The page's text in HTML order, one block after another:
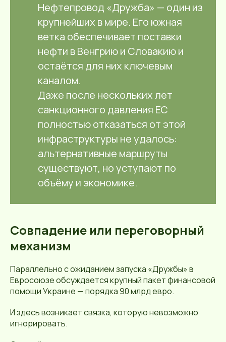
Нефтепровод «Дружба» — один из
крупнейших в мире. Его южная
ветка обеспечивает поставки
нефти в Венгрию и Словакию и
остаётся для них ключевым
каналом.
Даже после нескольких лет
санкционного давления ЕС
полностью отказаться от этой
инфраструктуры не удалось:
альтернативные маршруты
существуют, но уступают по
объёму и экономике.
Совпадение или переговорный
механизм
Параллельно с ожиданием запуска «Дружбы» в
Евросоюзе обсуждается крупный пакет финансовой
помощи Украине — порядка 90 млрд евро.
И здесь возникает связка, которую невозможно
игнорировать.